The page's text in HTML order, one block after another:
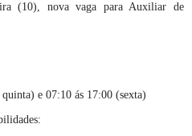
(10), nova vaga para Auxiliar de
e 07:10 ás 17:00 (sexta)